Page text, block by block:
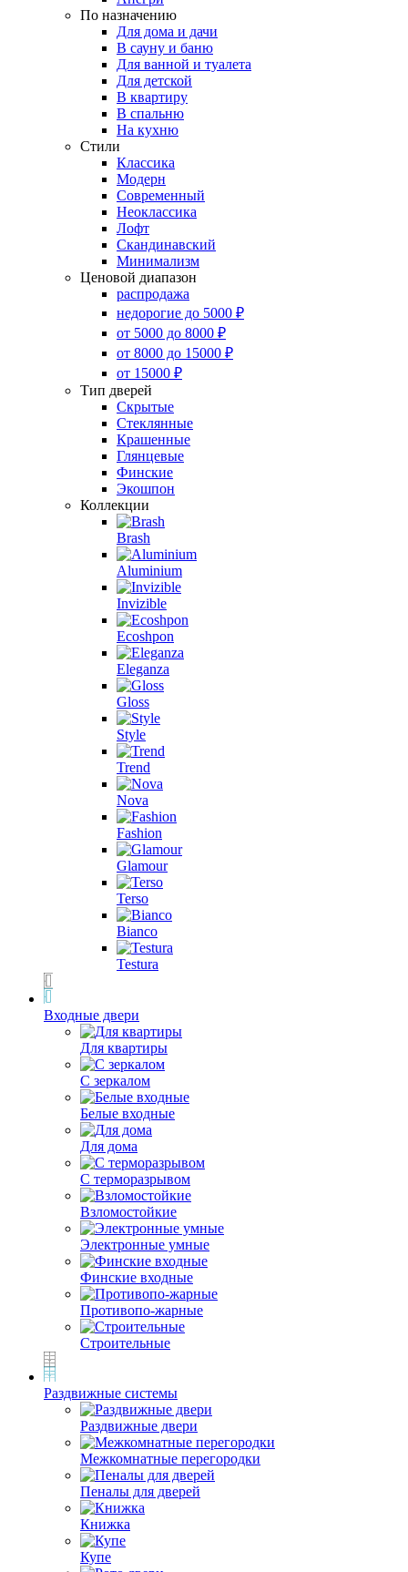
По назначению
Для дома и дачи
В сауну и баню
Для ванной и туалета
Для детской
В квартиру
В спальню
На кухню
Стили
Классика
Модерн
Современный
Неоклассика
Лофт
Скандинавский
Минимализм
Ценовой диапазон
распродажа
недорогие до 5000 ₽
от 5000 до 8000 ₽
от 8000 до 15000 ₽
от 15000 ₽
Тип дверей
Скрытые
Стеклянные
Крашенные
Глянцевые
Финские
Экошпон
Коллекции
Brash
Aluminium
Invizible
Ecoshpon
Eleganza
Gloss
Style
Trend
Nova
Fashion
Glamour
Terso
Bianco
Testura
Входные двери
Для квартиры
С зеркалом
Белые входные
Для дома
С терморазрывом
Взломостойкие
Электронные умные
Финские входные
Противопо-жарные
Строительные
Раздвижные системы
Раздвижные двери
Межкомнатные перегородки
Пеналы для дверей
Книжка
Купе